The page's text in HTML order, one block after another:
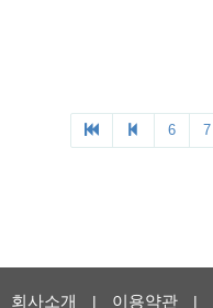
회사소개 | 이용약관 |